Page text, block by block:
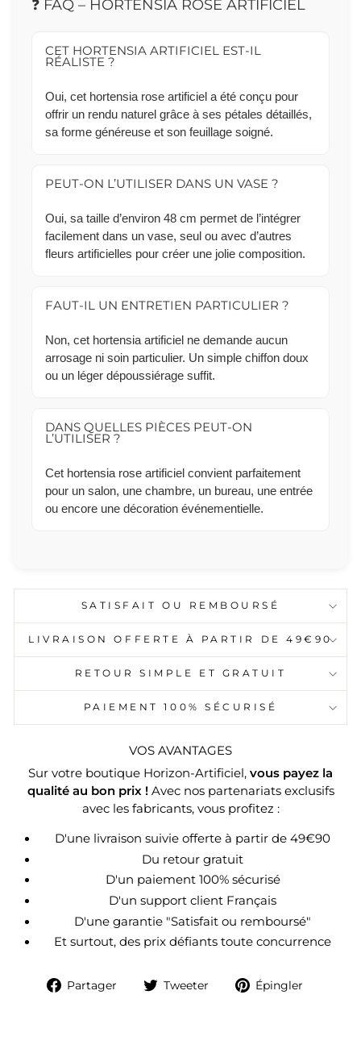
❓ FAQ – HORTENSIA ROSE ARTIFICIEL
CET HORTENSIA ARTIFICIEL EST-IL
RÉALISTE ?
Oui, cet hortensia rose artificiel a été conçu pour
offrir un rendu naturel grâce à ses pétales détaillés,
sa forme généreuse et son feuillage soigné.
PEUT-ON L’UTILISER DANS UN VASE ?
Oui, sa taille d’environ 48 cm permet de l’intégrer
facilement dans un vase, seul ou avec d’autres
fleurs artificielles pour créer une jolie composition.
FAUT-IL UN ENTRETIEN PARTICULIER ?
Non, cet hortensia artificiel ne demande aucun
arrosage ni soin particulier. Un simple chiffon doux
ou un léger dépoussiérage suffit.
DANS QUELLES PIÈCES PEUT-ON
L’UTILISER ?
Cet hortensia rose artificiel convient parfaitement
pour un salon, une chambre, un bureau, une entrée
ou encore une décoration événementielle.
SATISFAIT OU REMBOURSÉ
LIVRAISON OFFERTE À PARTIR DE 49€90
RETOUR SIMPLE ET GRATUIT
PAIEMENT 100% SÉCURISÉ
VOS AVANTAGES
Sur votre boutique Horizon-Artificiel, vous payez la
qualité au bon prix !Avec nos partenariats exclusifs
avec les fabricants, vous profitez :
D'une livraison suivie offerte à partir de 49€90
Du retour gratuit
D'un paiement 100% sécurisé
D'un support client Français
D'une garantie "Satisfait ou remboursé"
Et surtout, des prix défiants toute concurrence
Partager
PartagerTweeter
TweeterÉpingler